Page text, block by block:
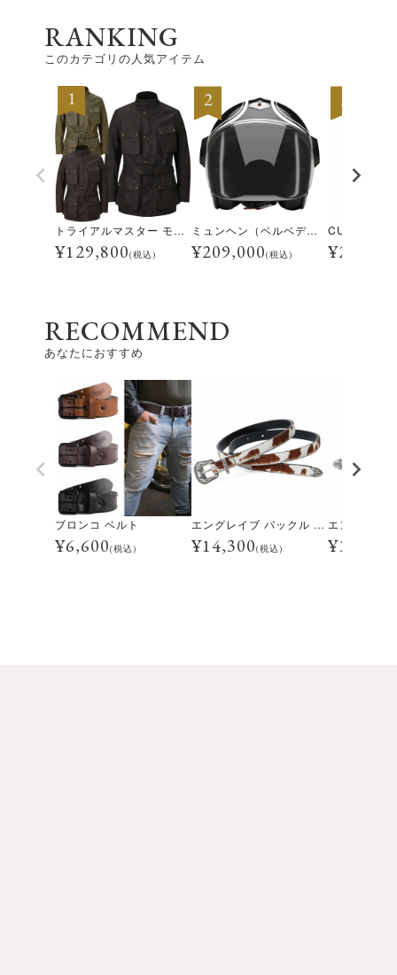
RANKING
このカテゴリの人気アイテム
トライアルマスター モーターサイクル ジャケット
¥129,800(税込)
ミュンヘン（ベルベデーレ）
¥209,000(税込) ¥28,600
RECOMMEND
あなたにおすすめ
ブロンコ ベルト
¥6,600(税込)
エングレイブ バックル ベルト
¥14,300(税込) ¥12,100